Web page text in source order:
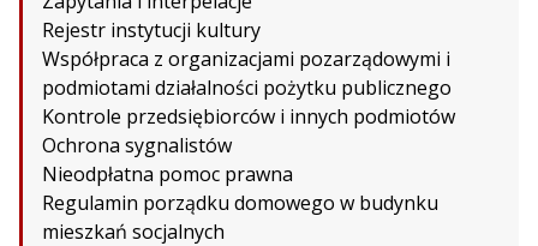
Rejestr instytucji kultury
Współpraca z organizacjami pozarządowymi i
podmiotami działalności pożytku publicznego
Kontrole przedsiębiorców i innych podmiotów
Ochrona sygnalistów
Nieodpłatna pomoc prawna
Regulamin porządku domowego w budynku
mieszkań socjalnych